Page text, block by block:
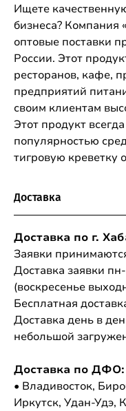
Ищете
бизнеса? Компания
оптовые поставки
России. Этот
ресторанов, кафе,
предприятий
своим клиентам
Этот продукт
популярностью
тигровую креветку
Доставка
Доставка по г.
Заявки
Доставка заявки
(воскресенье
Бесплатная
Доставка день в
небольшой
Доставка по ДФО:
• Владивосток,
Иркутск, Удан-Удэ,